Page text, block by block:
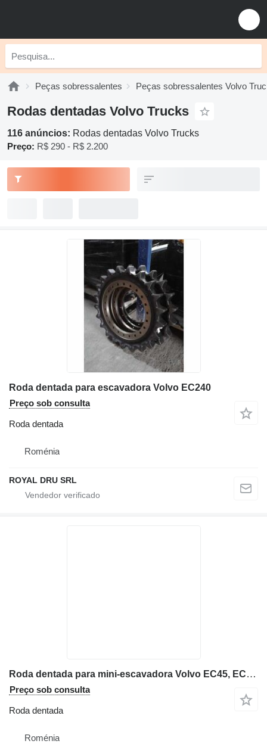
Peças sobressalentes Peças sobressalentes Volvo
Rodas dentadas Volvo Trucks
116 anúncios: Rodas dentadas Volvo Trucks
Preço: R$ 290 - R$ 2.200
Roda dentada para escavadora Volvo EC240
Preço sob consulta
Roda dentada
Roménia
ROYAL DRU SRL
Roda dentada para mini-escavadora Volvo EC45, EC70, ECR88
Preço sob consulta
Roda dentada
Roménia